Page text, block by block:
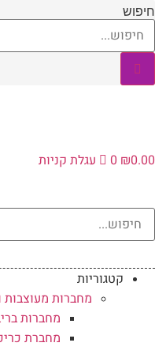
דלג
לתוכן
חיפוש
₪0.00
0 עגלת קניות
קטגוריות
מחברות מעוצבות
מחברות
מחברת